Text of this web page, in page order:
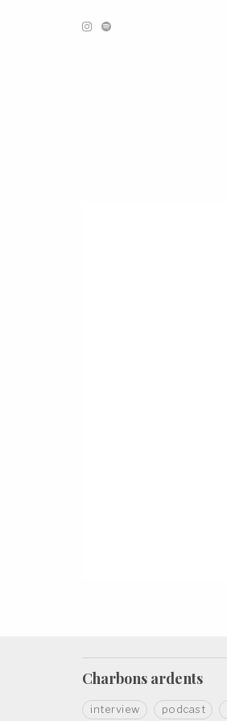
Charbons ardents
interview podcast